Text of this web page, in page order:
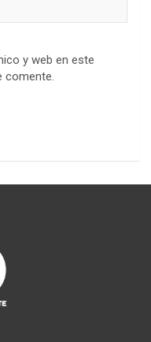
y web en este
comente.